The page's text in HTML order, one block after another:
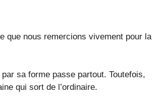
que nous remercions vivement pour la
sa forme passe partout. Toutefois,
qui sort de l’ordinaire.